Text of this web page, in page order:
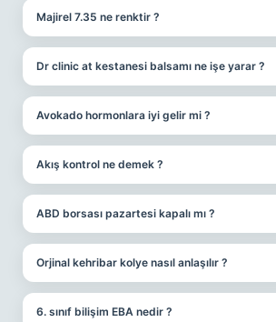
Majirel 7.35 ne renktir ?
Dr clinic at kestanesi balsamı ne işe yarar ?
Avokado hormonlara iyi gelir mi ?
Akış kontrol ne demek ?
ABD borsası pazartesi kapalı mı ?
Orjinal kehribar kolye nasıl anlaşılır ?
6. sınıf bilişim EBA nedir ?